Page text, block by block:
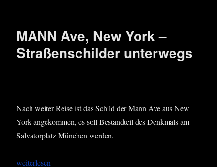
MANN Ave, New York –
Straßenschilder unterwegs
Nach wei­ter Rei­se ist das Schild der Mann Ave aus New
York ange­kom­men, es soll Bestand­teil des Denk­mals am
Sal­va­tor­platz Mün­chen werden.
„MANN Ave, New York – Stra­ßen­schil­der unter­wegs“
wei­ter­le­sen